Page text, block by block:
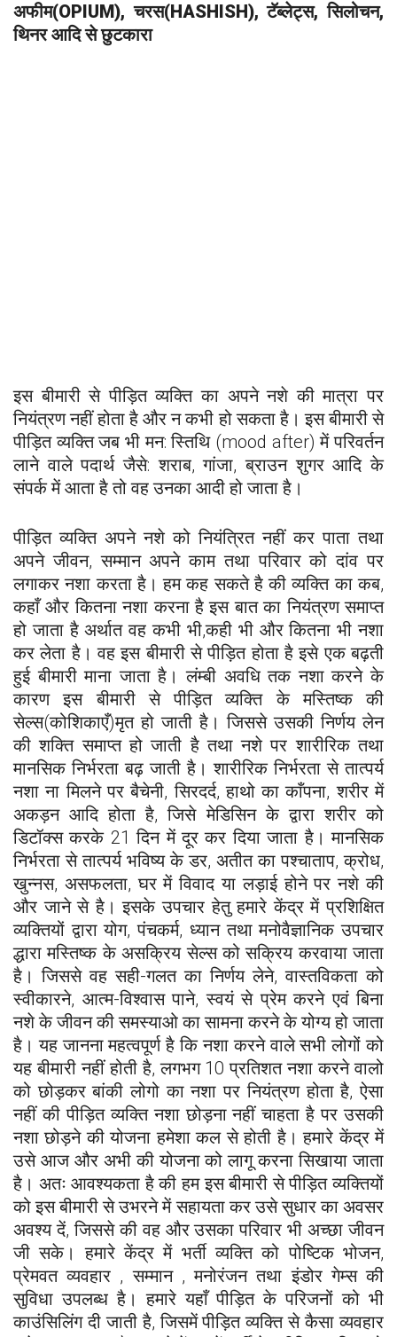
अफीम(OPIUM), चरस(HASHISH), टॅब्लेट्स, सिलोचन,
थिनर आदि से छुटकारा
इस बीमारी से पीड़ित व्यक्ति का अपने नशे की मात्रा पर
नियंत्रण नहीं होता है और न कभी हो सकता है। इस बीमारी से
पीड़ित व्यक्ति जब भी मन: स्तिथि (mood after) में परिवर्तन
लाने वाले पदार्थ जैसे: शराब, गांजा, ब्राउन शुगर आदि के
संपर्क में आता है तो वह उनका आदी हो जाता है।
पीड़ित व्यक्ति अपने नशे को नियंत्रित नहीं कर पाता तथा
अपने जीवन, सम्मान अपने काम तथा परिवार को दांव पर
लगाकर नशा करता है। हम कह सकते है की व्यक्ति का कब,
कहाँ और कितना नशा करना है इस बात का नियंत्रण समाप्त
हो जाता है अर्थात वह कभी भी,कही भी और कितना भी नशा
कर लेता है। वह इस बीमारी से पीड़ित होता है इसे एक बढ़ती
हुई बीमारी माना जाता है। लंम्बी अवधि तक नशा करने के
कारण इस बीमारी से पीड़ित व्यक्ति के मस्तिष्क की
सेल्स(कोशिकाएँ)मृत हो जाती है। जिससे उसकी निर्णय लेन
की शक्ति समाप्त हो जाती है तथा नशे पर शारीरिक तथा
मानसिक निर्भरता बढ़ जाती है। शारीरिक निर्भरता से तात्पर्य
नशा ना मिलने पर बैचेनी, सिरदर्द, हाथो का काँपना, शरीर में
अकड़न आदि होता है, जिसे मेडिसिन के द्वारा शरीर को
डिटॉक्स करके 21 दिन में दूर कर दिया जाता है। मानसिक
निर्भरता से तात्पर्य भविष्य के डर, अतीत का पश्चाताप, क्रोध,
खुन्नस, असफलता, घर में विवाद या लड़ाई होने पर नशे की
और जाने से है। इसके उपचार हेतु हमारे केंद्र में प्रशिक्षित
व्यक्तियों द्वारा योग, पंचकर्म, ध्यान तथा मनोवैज्ञानिक उपचार
द्धारा मस्तिष्क के असक्रिय सेल्स को सक्रिय करवाया जाता
है। जिससे वह सही-गलत का निर्णय लेने, वास्तविकता को
स्वीकारने, आत्म-विश्वास पाने, स्वयं से प्रेम करने एवं बिना
नशे के जीवन की समस्याओ का सामना करने के योग्य हो जाता
है। यह जानना महत्वपूर्ण है कि नशा करने वाले सभी लोगों को
यह बीमारी नहीं होती है, लगभग 10 प्रतिशत नशा करने वालो
को छोड़कर बांकी लोगो का नशा पर नियंत्रण होता है, ऐसा
नहीं की पीड़ित व्यक्ति नशा छोड़ना नहीं चाहता है पर उसकी
नशा छोड़ने की योजना हमेशा कल से होती है। हमारे केंद्र में
उसे आज और अभी की योजना को लागू करना सिखाया जाता
है। अतः आवश्यकता है की हम इस बीमारी से पीड़ित व्यक्तियों
को इस बीमारी से उभरने में सहायता कर उसे सुधार का अवसर
अवश्य दें, जिससे की वह और उसका परिवार भी अच्छा जीवन
जी सके। हमारे केंद्र में भर्ती व्यक्ति को पोष्टिक भोजन,
प्रेमवत व्यवहार , सम्मान , मनोरंजन तथा इंडोर गेम्स की
सुविधा उपलब्ध है। हमारे यहाँ पीड़ित के परिजनों को भी
काउंसिलिंग दी जाती है, जिसमें पीड़ित व्यक्ति से कैसा व्यवहार